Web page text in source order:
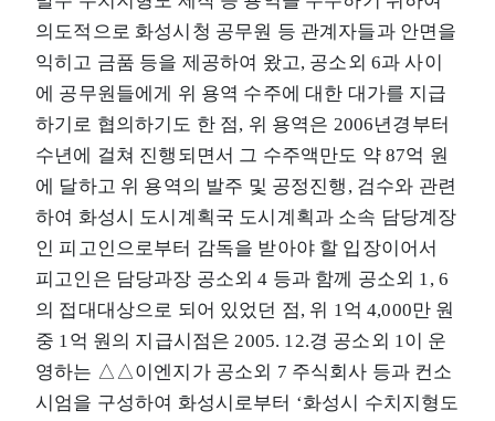
의도적으로 화성시청 공무원 등 관계자들과 안면을
익히고 금품 등을 제공하여 왔고, 공소외 6과 사이
에 공무원들에게 위 용역 수주에 대한 대가를 지급
하기로 협의하기도 한 점, 위 용역은 2006년경부터
수년에 걸쳐 진행되면서 그 수주액만도 약 87억 원
에 달하고 위 용역의 발주 및 공정진행, 검수와 관련
하여 화성시 도시계획국 도시계획과 소속 담당계장
인 피고인으로부터 감독을 받아야 할 입장이어서
피고인은 담당과장 공소외 4 등과 함께 공소외 1, 6
의 접대대상으로 되어 있었던 점, 위 1억 4,000만 원
중 1억 원의 지급시점은 2005. 12.경 공소외 1이 운
영하는 △△이엔지가 공소외 7 주식회사 등과 컨소
시엄을 구성하여 화성시로부터 ‘화성시 수치지형도